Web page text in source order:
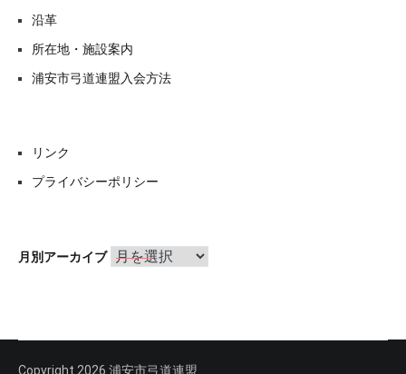
沿革
所在地・施設案内
浦安市弓道連盟入会方法
リンク
プライバシーポリシー
月別アーカイブ 月
ブ
Copyright 2026 浦安市弓道連盟